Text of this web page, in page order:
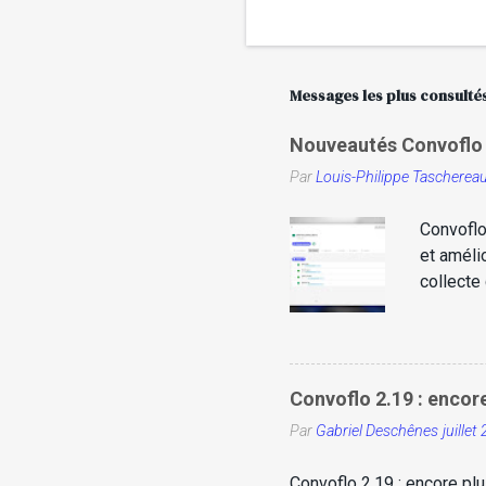
Messages les plus
Nouveautés
ParLouis-Philippe
et
collecte
de
suivis
nous
pour
Convoflo 2.19 :
Par Gabriel Deschênes juillet